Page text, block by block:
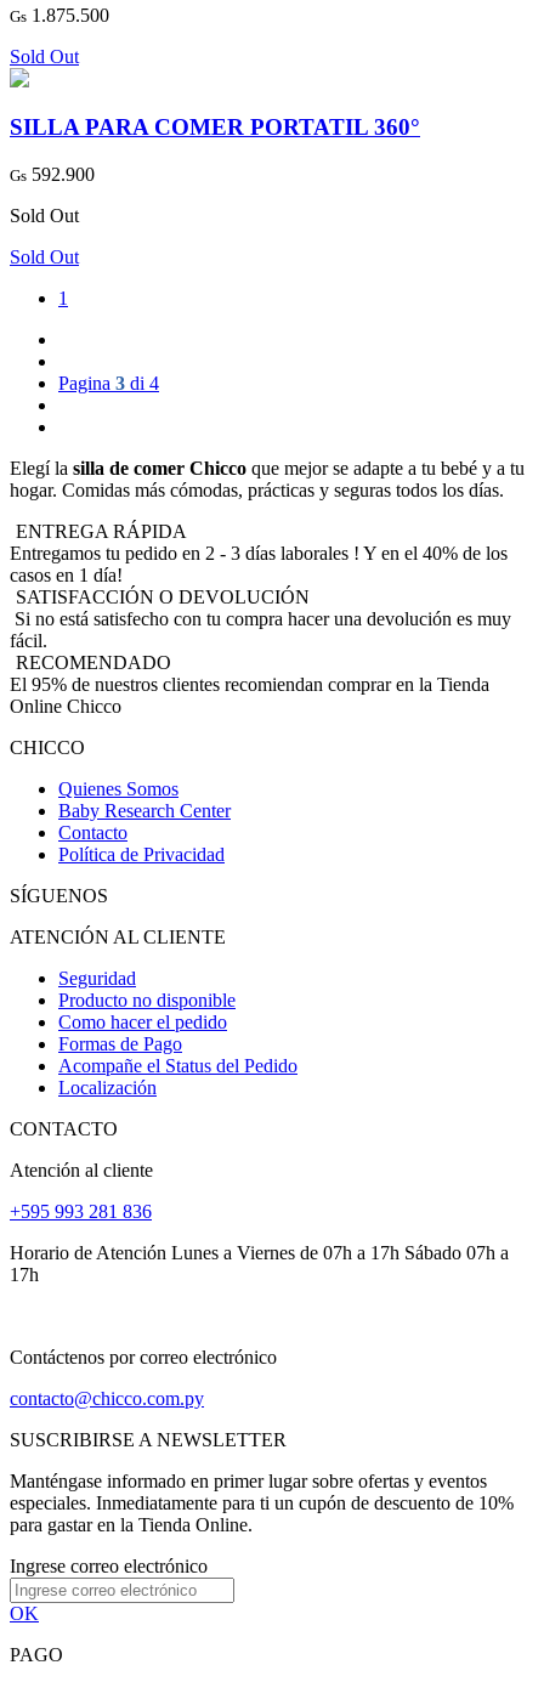
Gs 1.875.500
Sold Out
SILLA PARA COMER PORTATIL 360°
Gs 592.900
Sold Out
Sold Out
1
Pagina 3 di 4
Elegí la silla de comer Chicco que mejor se adapte a tu bebé y a tu
hogar. Comidas más cómodas, prácticas y seguras todos los días.
ENTREGA RÁPIDA
Entregamos tu pedido en 2 - 3 días laborales ! Y en el 40% de los
casos en 1 día!
SATISFACCIÓN O DEVOLUCIÓN
Si no está satisfecho con tu compra hacer una devolución es muy
fácil.
RECOMENDADO
El 95% de nuestros clientes recomiendan comprar en la Tienda
Online Chicco
CHICCO
Quienes Somos
Baby Research Center
Contacto
Política de Privacidad
SÍGUENOS
ATENCIÓN AL CLIENTE
Seguridad
Producto no disponible
Como hacer el pedido
Formas de Pago
Acompañe el Status del Pedido
Localización
CONTACTO
Atención al cliente
+595 993 281 836
Horario de Atención Lunes a Viernes de 07h a 17h Sábado 07h a
17h
Contáctenos por correo electrónico
contacto@chicco.com.py
SUSCRIBIRSE A NEWSLETTER
Manténgase informado en primer lugar sobre ofertas y eventos
especiales. Inmediatamente para ti un cupón de descuento de 10%
para gastar en la Tienda Online.
Ingrese correo electrónico
OK
PAGO